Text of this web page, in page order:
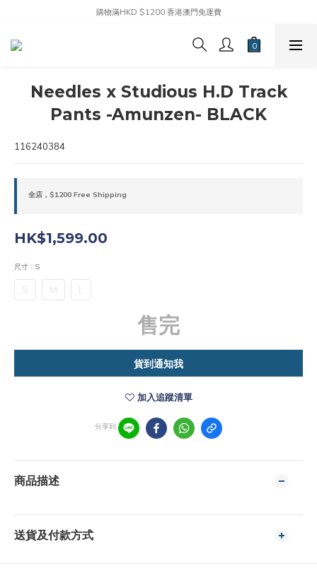
購物滿HKD $1200 香港澳門免運費
Needles x Studious H.D Track
Pants -Amunzen- BLACK
116240384
全店，$1200 Free Shipping
HK$1,599.00
尺寸 : S
S M L
售完
貨到通知我
加入追蹤清單
分享到
商品描述
送貨及付款方式